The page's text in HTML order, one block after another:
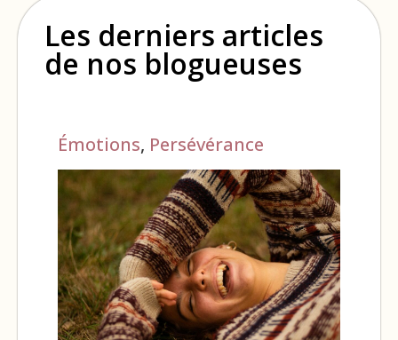
Les derniers articles
de nos blogueuses
Émotions, Persévérance